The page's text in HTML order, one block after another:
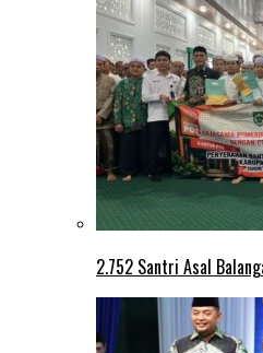
2.752 Santri Asal